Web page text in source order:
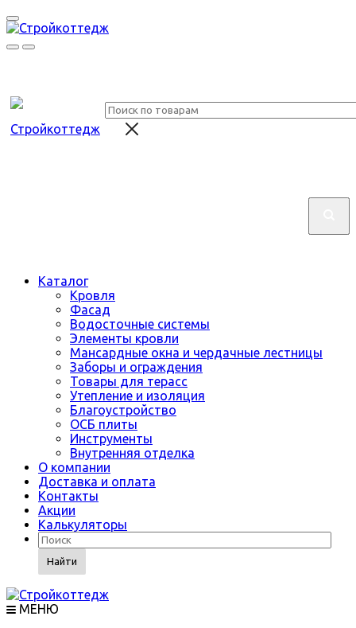
Каталог
Кровля
Фасад
Водосточные системы
Элементы кровли
Мансардные окна и чердачные лестницы
Заборы и ограждения
Товары для терасс
Утепление и изоляция
Благоустройство
ОСБ плиты
Инструменты
Внутренняя отделка
О компании
Доставка и оплата
Контакты
Акции
Калькуляторы
Найти
МЕНЮ